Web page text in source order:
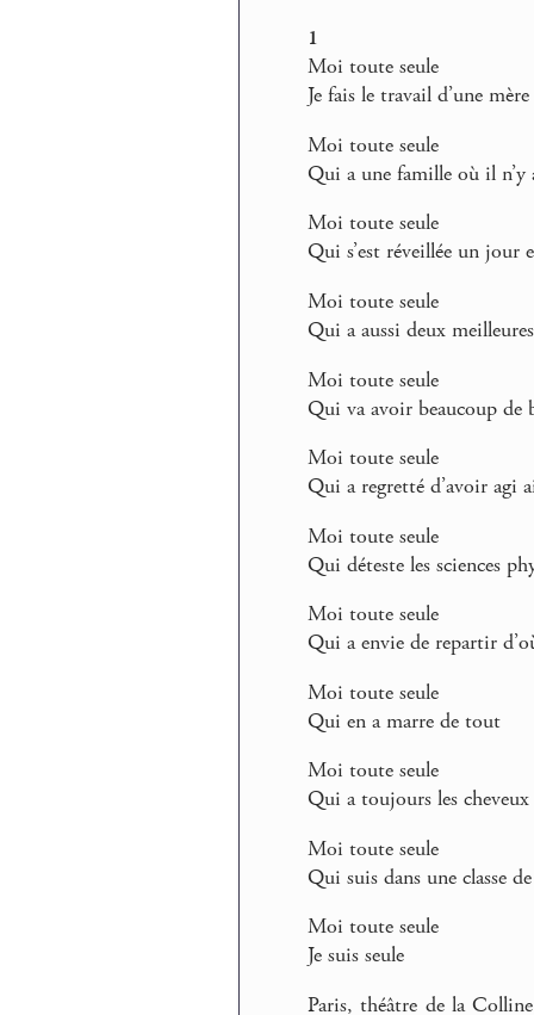
1
Moi toute seule
Je fais le travail d’une
Moi toute seule
Qui a une famille où il n’y
Moi toute seule
Qui s’est réveillée un jour
Moi toute seule
Qui a aussi deux
Moi toute seule
Qui va avoir beaucoup de
Moi toute seule
Qui a regretté d’avoir agi
Moi toute seule
Qui déteste les sciences
Moi toute seule
Qui a envie de repartir
Moi toute seule
Qui en a marre de tout
Moi toute seule
Qui a toujours les cheveux
Moi toute seule
Qui suis dans une classe
Moi toute seule
Je suis seule
Paris, théâtre de la